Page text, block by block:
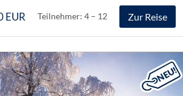
EUR Teilnehmer: 4 – 12 Zur Reise